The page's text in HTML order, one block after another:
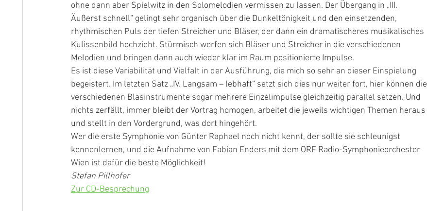
ohne dann aber Spielwitz in den Solomelodien vermissen zu lassen. Der Übergang in „III.
Äußerst schnell“ gelingt sehr organisch über die Dunkeltönigkeit und den einsetzenden,
rhythmischen Puls der tiefen Streicher und Bläser, der dann ein dramatischeres musikalisches
Kulissenbild hochzieht. Stürmisch werfen sich Bläser und Streicher in die verschiedenen
Melodien und bringen dann auch wieder klar im Raum positionierte Impulse.
Es ist diese Variabilität und Vielfalt in der Ausführung, die mich so sehr an dieser Einspielung
begeistert. Im letzten Satz „IV. Langsam – lebhaft“ setzt sich dies nur weiter fort, hier können die
verschiedenen Blasinstrumente sogar mehrere Einzelimpulse gleichzeitig parallel setzen. Und
nichts zerfällt, immer bleibt der Vortrag homogen, arbeitet die jeweils wichtigen Themen heraus
und stellt in den Vordergrund, was dort hingehört.
Wer die erste Symphonie von Günter Raphael noch nicht kennt, der sollte sie schleunigst
kennenlernen, und die Aufnahme von Fabian Enders mit dem ORF Radio-Symphonieorchester
Wien ist dafür die beste Möglichkeit!
Stefan Pillhofer
Zur CD-Besprechung